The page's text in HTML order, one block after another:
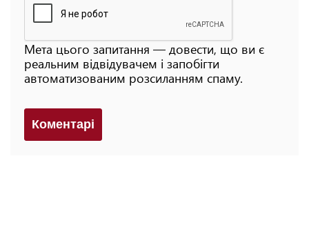
Мета цього запитання — довести, що ви є
реальним відвідувачем і запобігти
автоматизованим розсиланням спаму.
Коментарi